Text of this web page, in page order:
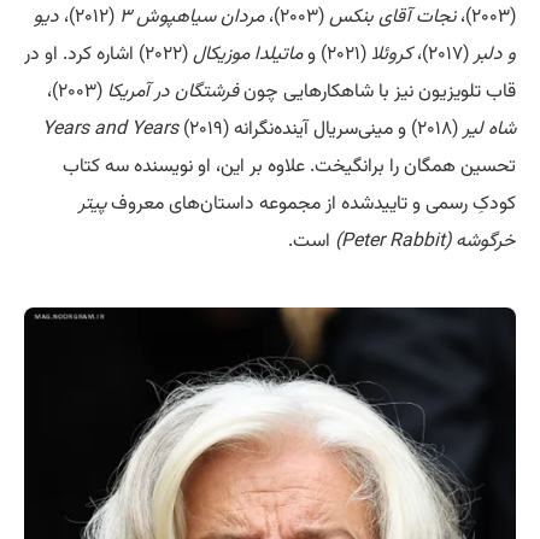
(۲۰۰۳)،
نجات آقای بنکس(۲۰۰۳)، مردان سیاهپوش ۳ (۲۰۱۲)،
دیو
و دلبر(۲۰۱۷)، کروئلا (۲۰۲۱) و ماتیلدا موزیکال
(۲۰۲۲) اشاره کرد. او در
قاب تلویزیون نیز با شاهکارهایی چونفرشتگان در آمریکا (۲۰۰۳)،
شاه لیر(۲۰۱۸) و مینی‌سریال آینده‌نگرانه Years and Years(۲۰۱۹)
تحسین همگان را برانگیخت. علاوه بر این، او نویسنده سه کتاب
کودکِ رسمی و تاییدشده از مجموعه داستان‌های معروفپیتر
خرگوشه (Peter Rabbit)
است.